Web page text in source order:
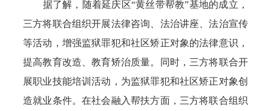
据了解，随着延庆区“黄丝带帮教”基地的成立，
三方将联合组织开展法律咨询、法治讲座、法治宣传
等活动，增强监狱罪犯和社区矫正对象的法律意识，
提高教育改造、教育矫治质量。同时，三方将联合开
展职业技能培训活动，为监狱罪犯和社区矫正对象创
造就业条件。在社会融入帮扶方面，三方将联合组织